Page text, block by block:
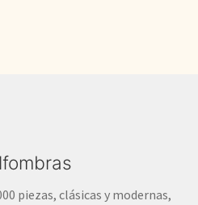
piezas, clásicas y modernas,